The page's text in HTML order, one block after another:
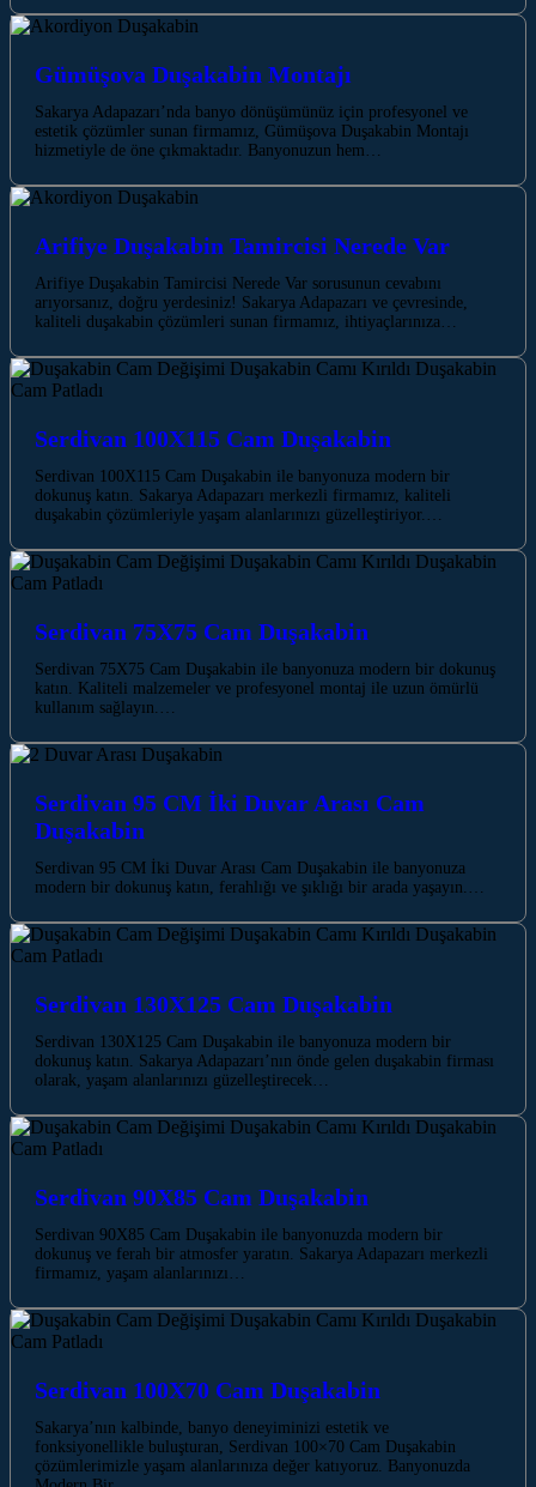
Gümüşova Duşakabin Montajı
Sakarya Adapazarı’nda banyo dönüşümünüz için profesyonel ve
estetik çözümler sunan firmamız, Gümüşova Duşakabin Montajı
hizmetiyle de öne çıkmaktadır. Banyonuzun hem…
Arifiye Duşakabin Tamircisi Nerede Var
Arifiye Duşakabin Tamircisi Nerede Var sorusunun cevabını
arıyorsanız, doğru yerdesiniz! Sakarya Adapazarı ve çevresinde,
kaliteli duşakabin çözümleri sunan firmamız, ihtiyaçlarınıza…
Serdivan 100X115 Cam Duşakabin
Serdivan 100X115 Cam Duşakabin ile banyonuza modern bir
dokunuş katın. Sakarya Adapazarı merkezli firmamız, kaliteli
duşakabin çözümleriyle yaşam alanlarınızı güzelleştiriyor.…
Serdivan 75X75 Cam Duşakabin
Serdivan 75X75 Cam Duşakabin ile banyonuza modern bir dokunuş
katın. Kaliteli malzemeler ve profesyonel montaj ile uzun ömürlü
kullanım sağlayın.…
Serdivan 95 CM İki Duvar Arası Cam
Duşakabin
Serdivan 95 CM İki Duvar Arası Cam Duşakabin ile banyonuza
modern bir dokunuş katın, ferahlığı ve şıklığı bir arada yaşayın.…
Serdivan 130X125 Cam Duşakabin
Serdivan 130X125 Cam Duşakabin ile banyonuza modern bir
dokunuş katın. Sakarya Adapazarı’nın önde gelen duşakabin firması
olarak, yaşam alanlarınızı güzelleştirecek…
Serdivan 90X85 Cam Duşakabin
Serdivan 90X85 Cam Duşakabin ile banyonuzda modern bir
dokunuş ve ferah bir atmosfer yaratın. Sakarya Adapazarı merkezli
firmamız, yaşam alanlarınızı…
Serdivan 100X70 Cam Duşakabin
Sakarya’nın kalbinde, banyo deneyiminizi estetik ve
fonksiyonellikle buluşturan, Serdivan 100×70 Cam Duşakabin
çözümlerimizle yaşam alanlarınıza değer katıyoruz. Banyonuzda